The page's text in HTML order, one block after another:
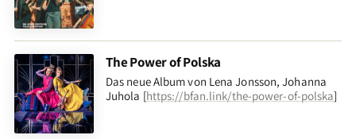
The Power of Polska
Das neue Album von Lena Jonsson, Johanna
Juhola [https://bfan.link/the-power-of-polska]